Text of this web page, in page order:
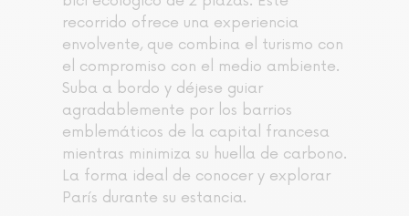
recorrido ofrece una experiencia
envolvente, que combina el turismo con
el compromiso con el medio ambiente.
Suba a bordo y déjese guiar
agradablemente por los barrios
emblemáticos de la capital francesa
mientras minimiza su huella de carbono.
La forma ideal de conocer y explorar
París durante su estancia.